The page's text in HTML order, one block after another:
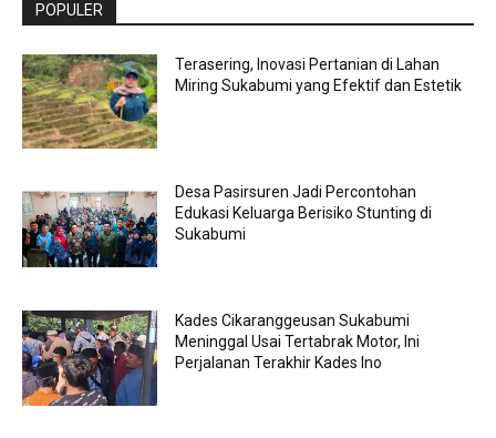
POPULER
Terasering, Inovasi Pertanian di Lahan
Miring Sukabumi yang Efektif dan Estetik
Desa Pasirsuren Jadi Percontohan
Edukasi Keluarga Berisiko Stunting di
Sukabumi
Kades Cikaranggeusan Sukabumi
Meninggal Usai Tertabrak Motor, Ini
Perjalanan Terakhir Kades Ino